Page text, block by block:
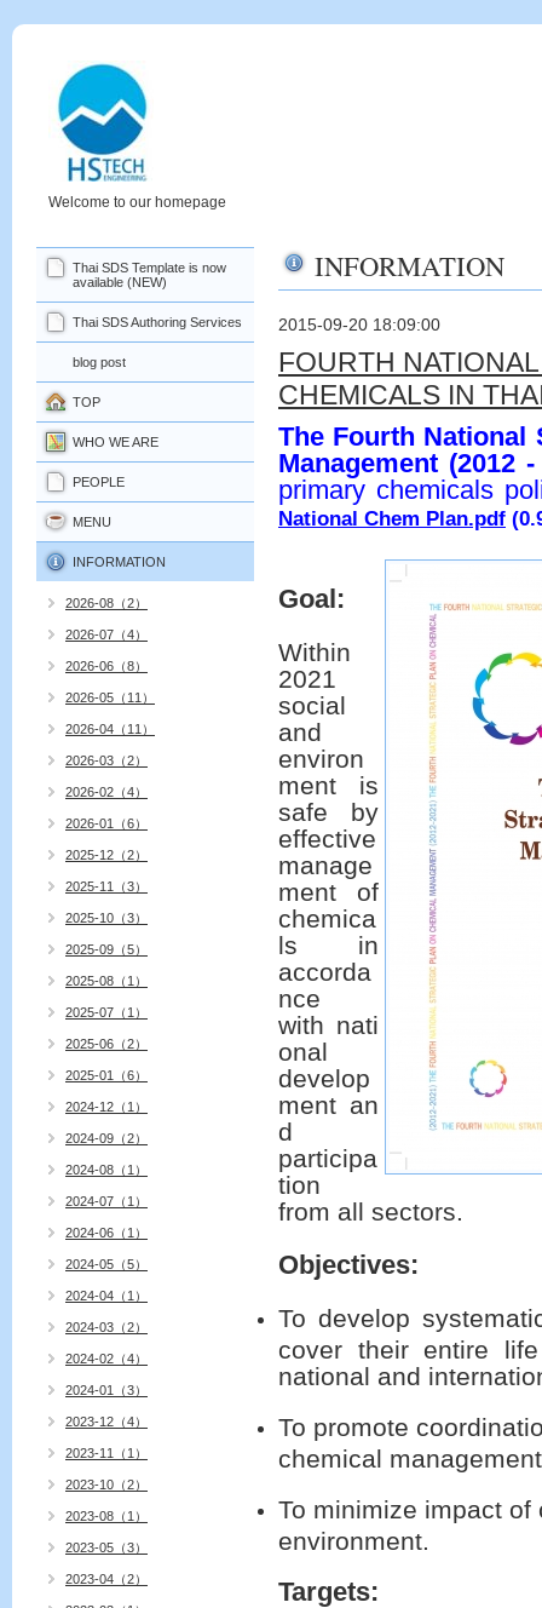
Welcome to our homepage
INFORMATION
2015-09-20 18:09:00
FOURTH
CHEMICALS IN
The Fourth National
Management (2012 -
primary chemicals
National Chem Plan.pdf
Goal:
Within
2021
social
and
environ
ment is
safe by
effective
manage
ment of
chemica
ls in
accorda
nce
with nati
onal
develop
ment an
d
participa
tion
from all sectors.
Objectives:
To develop
cover their entire
national and
To promote
chemical
To minimize impact
environment.
Targets:
Thai SDS Template is now
available (NEW)
Thai SDS Authoring Services
blog post
TOP
WHO WE ARE
PEOPLE
MENU
INFORMATION
2026-08（2）
2026-07（4）
2026-06（8）
2026-05（11）
2026-04（11）
2026-03（2）
2026-02（4）
2026-01（6）
2025-12（2）
2025-11（3）
2025-10（3）
2025-09（5）
2025-08（1）
2025-07（1）
2025-06（2）
2025-01（6）
2024-12（1）
2024-09（2）
2024-08（1）
2024-07（1）
2024-06（1）
2024-05（5）
2024-04（1）
2024-03（2）
2024-02（4）
2024-01（3）
2023-12（4）
2023-11（1）
2023-10（2）
2023-08（1）
2023-05（3）
2023-04（2）